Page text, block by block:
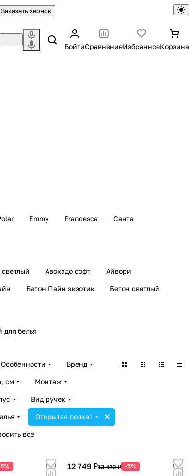
Заказать звонок
ВойтиСравнениеИзбранноеКорзина
Emmy Francesca Санта
светлый Авокадо софт Айвори
Бетон Пайн экзотик Бетон светлый
для белья
Особенности Бренд
см Монтаж
Вид ручек
Открытая полка1
все
12 749 ₽13 420 ₽ -5%